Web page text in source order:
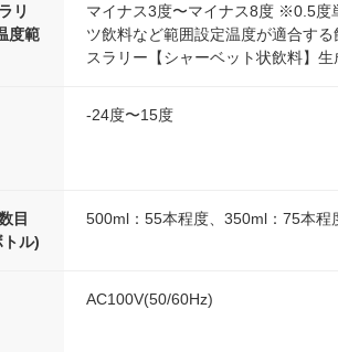
リ
度範
マイナス3度〜マイナス8度 ※0.5度
ツ飲料など範囲設定温度が適合する
スラリー【シャーベット状飲料】生
-24度〜15度
目
ル)
500ml：55本程度、350ml：75本程
AC100V(50/60Hz)